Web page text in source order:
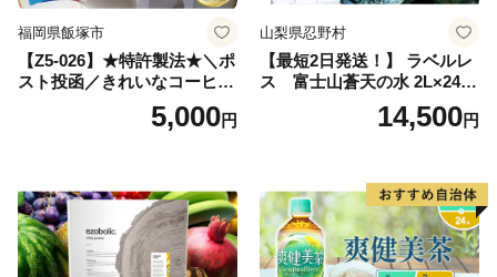
福岡県飯塚市
【Z5-026】★特許製法★＼ポ
スト投函／きれいなコーヒー
ドリップバッグ9種セット(18
袋)ゆうパケットでお届け！
5,000円
山梨県忍野村
【最短2日発送！】 ラベルレ
ス 富士山蒼天の水 2L×24本
（4ケース）※離島不可 天然
水 ミネラルウォーター 水 ペ
産 シリカ ミネラル 美容 備蓄
防災 長期保存 富士山 山梨県
忍野村
14,500円